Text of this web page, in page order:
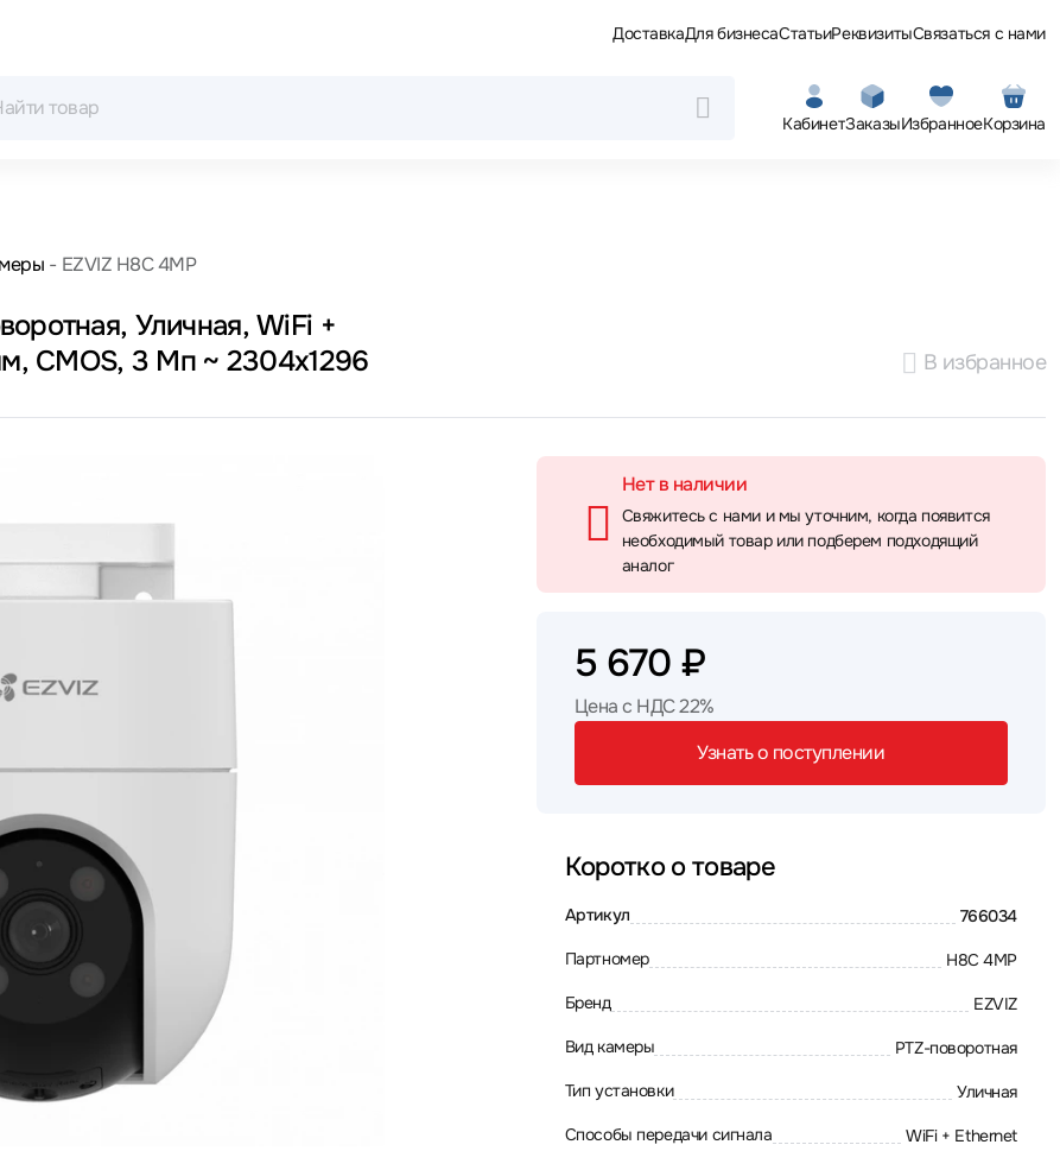
ДоставкаДля бизнесаСтатьиРеквизитыСвязаться с нами
КабинетЗаказыИзбранноеКорзина
EZVIZ H8C 4MP
Уличная, WiFi +
CMOS, 3 Мп ~ 2304x1296
В избранное
Нет в наличии
Свяжитесь с нами и мы уточним, когда появится
необходимый товар или подберем подходящий
аналог
5 670 ₽
Цена с НДС 22%
Узнать о поступлении
Коротко о товаре
Артикул 766034
Партномер H8C 4MP
Бренд EZVIZ
Вид камеры PTZ-поворотная
Тип установки Уличная
Способы передачи сигнала WiFi + Ethernet